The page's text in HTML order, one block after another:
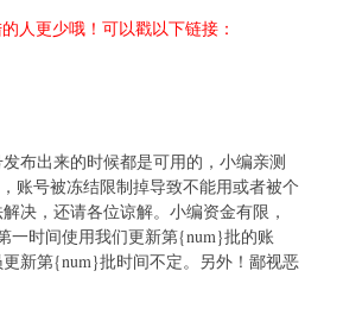
人更少哦！可以戳以下链接：
布出来的时候都是可用的，小编亲测
账号被冻结限制掉导致不能用或者被个
决，还请各位谅解。小编资金有限，
一时间使用我们更新第{num}批的账
新第{num}批时间不定。另外！鄙视恶